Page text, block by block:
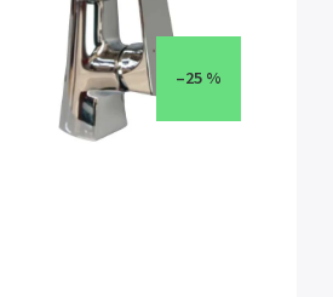
–25 %